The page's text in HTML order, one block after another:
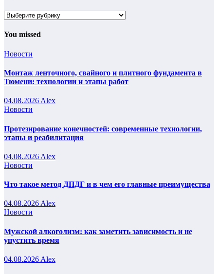
Рубрики
You missed
Новости
Монтаж ленточного, свайного и плитного фундамента в
Тюмени: технологии и этапы работ
04.08.2026 Alex
Новости
Протезирование конечностей: современные технологии,
этапы и реабилитация
04.08.2026 Alex
Новости
Что такое метод ДПДГ и в чем его главные преимущества
04.08.2026 Alex
Новости
Мужской алкоголизм: как заметить зависимость и не
упустить время
04.08.2026 Alex